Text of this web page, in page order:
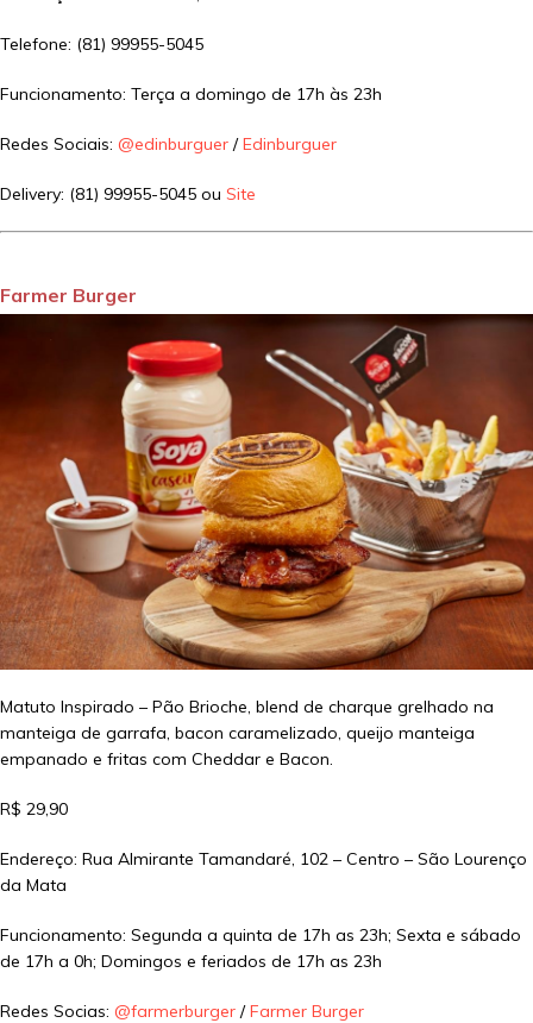
Telefone: (81) 99955-5045
Funcionamento: Terça a domingo de 17h às 23h
Redes Sociais: @edinburguer /Edinburguer
Delivery: (81) 99955-5045 ou Site
Farmer Burger
Matuto Inspirado – Pão Brioche, blend de charque grelhado na
manteiga de garrafa, bacon caramelizado, queijo manteiga
empanado e fritas com Cheddar e Bacon.
R$ 29,90
Endereço: Rua Almirante Tamandaré, 102 – Centro – São Lourenço
da Mata
Funcionamento: Segunda a quinta de 17h as 23h; Sexta e sábado
de 17h a 0h; Domingos e feriados de 17h as 23h
Redes Socias: @farmerburger /Farmer Burger